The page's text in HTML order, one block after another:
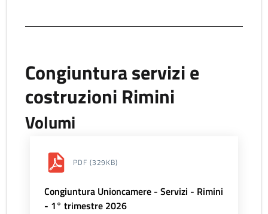
Congiuntura servizi e
costruzioni Rimini
Volumi
PDF (329KB)
Congiuntura Unioncamere - Servizi - Rimini
- 1° trimestre 2026